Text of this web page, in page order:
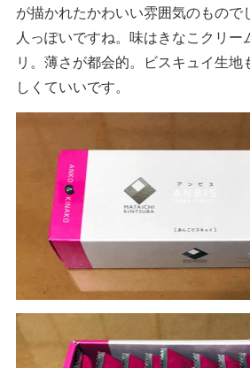
が描かれたかわいい雰囲気のもので
人っぽいですね。味はきなこクリー
リ。薄さが都会的。ビスキュイ生地
しくていいです。